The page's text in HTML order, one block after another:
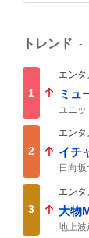
トレンド
1
エンタ
ミュ
ユニッ
出演
2
エンタ
イチ
日向
3
エンタ
大物
地上波